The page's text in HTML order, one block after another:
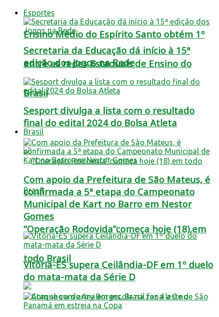
Ensino Médio do Espírito Santo obtém 1º
entre as redes Estaduais de Ensino do
Brasil
Brasil
“Operação Rodovida”começa hoje (18),em
todo Brasil
Esportes
Secretaria da Educação dá início à 15ª
edição dos Jogos na Rede
Sesport divulga a lista com o resultado
final do edital 2024 do Bolsa Atleta
Com apoio da Prefeitura de São Mateus, é
confirmada a 5ª etapa do Campeonato
Municipal de Kart no Barro em Nestor
Gomes
Vitória-ES supera Ceilândia-DF em 1º duelo
do mata-mata da Série D